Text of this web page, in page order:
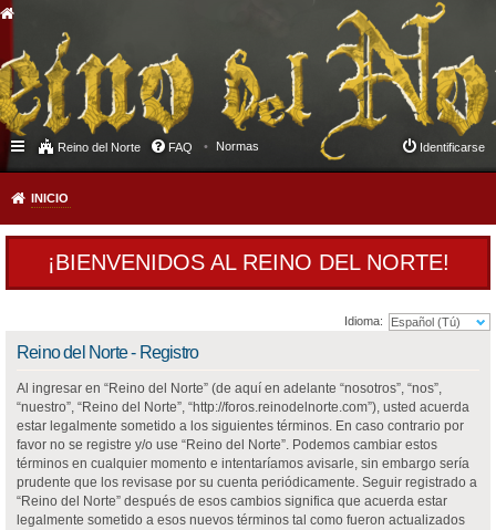
Reino del Norte FAQ Normas Identificarse
INICIO
¡BIENVENIDOS AL REINO DEL NORTE!
Idioma:
Reino del Norte - Registro
Al ingresar en “Reino del Norte” (de aquí en adelante “nosotros”, “nos”,
“nuestro”, “Reino del Norte”, “http://foros.reinodelnorte.com”), usted acuerda
estar legalmente sometido a los siguientes términos. En caso contrario por
favor no se registre y/o use “Reino del Norte”. Podemos cambiar estos
términos en cualquier momento e intentaríamos avisarle, sin embargo sería
prudente que los revisase por su cuenta periódicamente. Seguir registrado a
“Reino del Norte” después de esos cambios significa que acuerda estar
legalmente sometido a esos nuevos términos tal como fueron actualizados